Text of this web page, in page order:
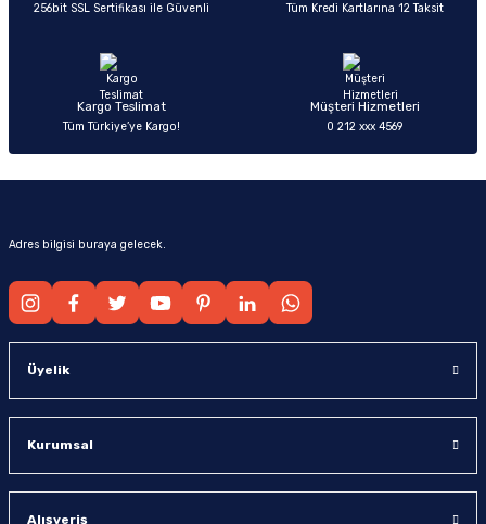
Ürün fiyatı diğer sitelerden daha pahalı.
256bit SSL Sertifikası ile Güvenli Tüm Kredi Kartlarına 12 Taksit
Kargo Teslimat
Tüm Türkiye’ye Kargo!
Müşteri Hizmetleri
0 212 xxx 4569
Adres bilgisi buraya gelecek.
Üyelik
Kurumsal
Alışveriş